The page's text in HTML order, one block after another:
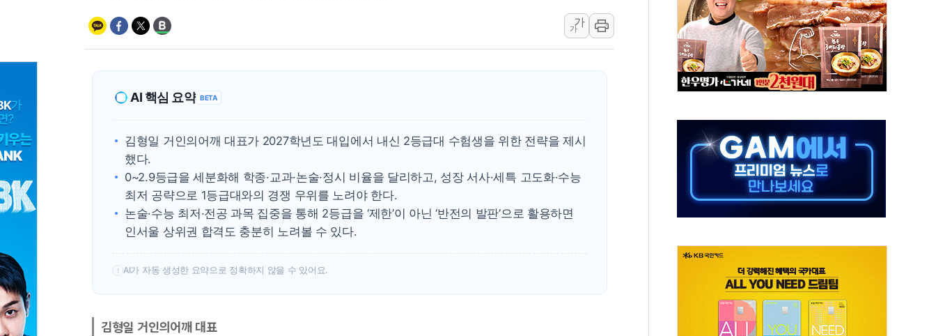
인천시 광복절 현수막 '태극기 거꾸로' 논란…이틀만에 철거
병무청, 보충역 전면 손질… 예술·체육요원 최대 33% 감축
홈플러스發 대형마트 판매, 역대 최대폭 감소한 9.4%↓…유통업계 양극화 심화
윤준병·이해민 의원, '정부 특사'로 콜롬비아 대통령 취임식 참석
여야, 황희 '버스 하우스' 공방…野 "청년 우롱 기괴" vs 與 "송구한 해프닝"
가
가
AI 핵심 요약 BETA
김형일 거인의어깨 대표가 2027학년도 대입에서 내신 2등급대 수험생을 위한 전략을 제시
했다.
0~2.9등급을 세분화해 학종·교과·논술·정시 비율을 달리하고, 성장 서사·세특 고도화·수능
최저 공략으로 1등급대와의 경쟁 우위를 노려야 한다.
논술·수능 최저·전공 과목 집중을 통해 2등급을 ‘제한’이 아닌 ‘반전의 발판’으로 활용하면
인서울 상위권 합격도 충분히 노려볼 수 있다.
! AI가 자동 생성한 요약으로 정확하지 않을 수 있어요.
김형일 거인의어깨 대표